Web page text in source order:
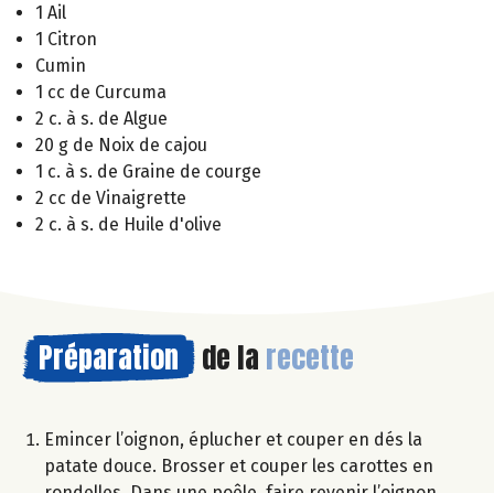
1 Ail
1 Citron
Cumin
1 cc de Curcuma
2 c. à s. de Algue
20 g de Noix de cajou
1 c. à s. de Graine de courge
2 cc de Vinaigrette
2 c. à s. de Huile d'olive
Préparation de la recette
Emincer l’oignon, éplucher et couper en dés la
patate douce. Brosser et couper les carottes en